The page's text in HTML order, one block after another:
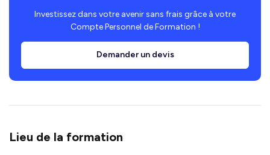
Investissez dans votre avenir sans frais grâce à votre
Compte Personnel de Formation !
Demander un devis
Lieu de la formation